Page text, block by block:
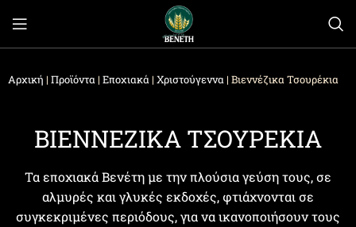
Αρχική | Προϊόντα | Εποχιακά | Χριστούγεννα | Βιεννέζικα Τσουρέκια
ΒΙΕΝΝΕΖΙΚΑ ΤΣΟΥΡΕΚΙΑ
Τα εποχιακά Βενέτη με την πλούσια γεύση τους, σε
αλμυρές και γλυκές εκδοχές, φτιάχνονται σε
συγκεκριμένες περιόδους, για να ικανοποιήσουν τους